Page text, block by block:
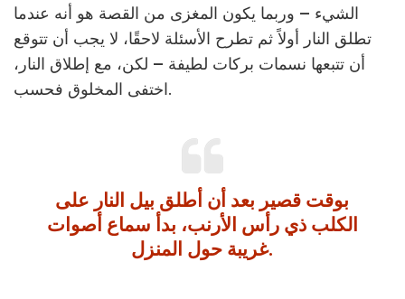
الشيء – وربما يكون المغزى من القصة هو أنه عندما
تطلق النار أولاً ثم تطرح الأسئلة لاحقًا، لا يجب أن تتوقع
أن تتبعها نسمات بركات لطيفة – لكن، مع إطلاق النار،
اختفى المخلوق فحسب.
بوقت قصير بعد أن أطلق بيل النار على
الكلب ذي رأس الأرنب، بدأ سماع أصوات
غريبة حول المنزل.